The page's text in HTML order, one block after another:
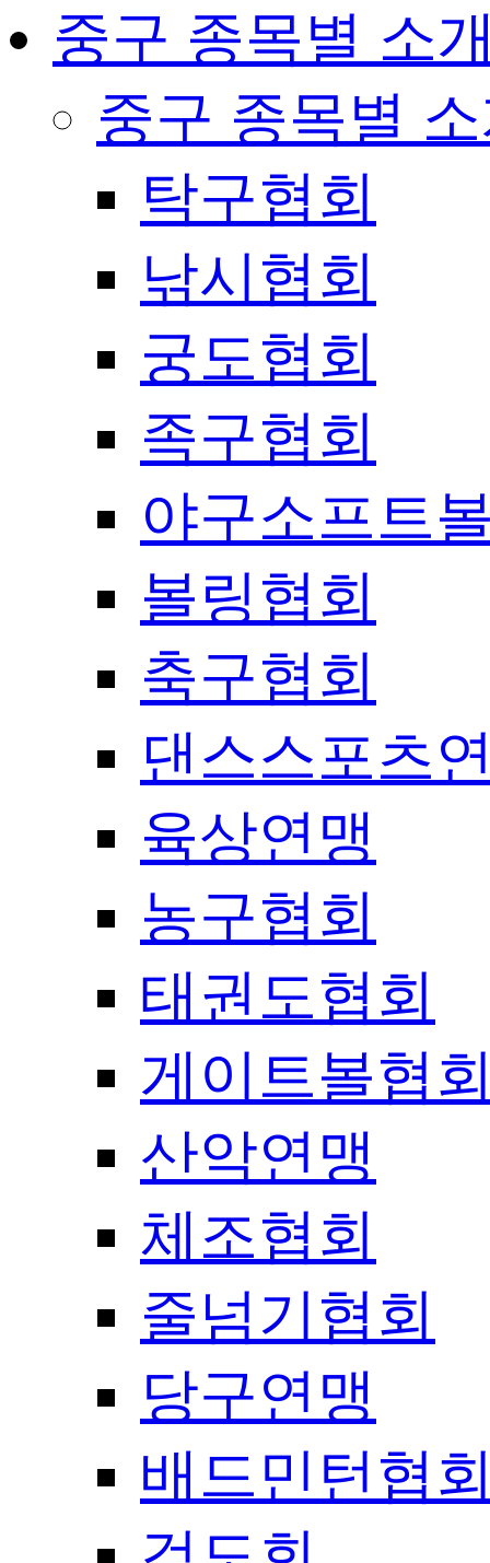
중구 종목별 소
중구 종목별
탁구협회
낚시협회
궁도협회
족구협회
야구소프트
볼링협회
축구협회
댄스스포츠
육상연맹
농구협회
태권도협회
게이트볼협
산악연맹
체조협회
줄넘기협회
당구연맹
배드민턴협